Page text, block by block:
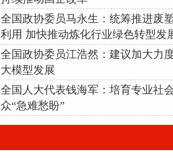
全国政协委员马永生：统筹推进废
利用 加快推动炼化行业绿色转型发
全国政协委员江浩然：建议加大力
大模型发展
全国人大代表钱海军：培育专业社
众“急难愁盼”